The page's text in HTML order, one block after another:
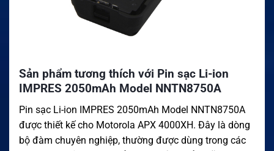
Sản phẩm tương thích với Pin sạc Li-ion
IMPRES 2050mAh Model NNTN8750A
Pin sạc Li-ion IMPRES 2050mAh Model NNTN8750A
được thiết kế cho Motorola APX 4000XH. Đây là dòng
bộ đàm chuyên nghiệp, thường được dùng trong các